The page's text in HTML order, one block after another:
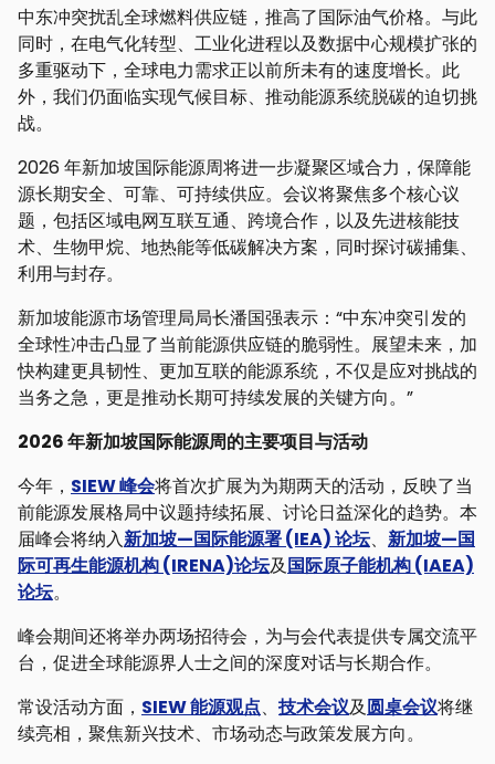
中东冲突扰乱全球燃料供应链，推高了国际油气价格。与此
同时，在电气化转型、工业化进程以及数据中心规模扩张的
多重驱动下，全球电力需求正以前所未有的速度增长。此
外，我们仍面临实现气候目标、推动能源系统脱碳的迫切挑
战。
2026 年新加坡国际能源周将进一步凝聚区域合力，保障能
源长期安全、可靠、可持续供应。会议将聚焦多个核心议
题，包括区域电网互联互通、跨境合作，以及先进核能技
术、生物甲烷、地热能等低碳解决方案，同时探讨碳捕集、
利用与封存。
新加坡能源市场管理局局长潘国强表示：“中东冲突引发的
全球性冲击凸显了当前能源供应链的脆弱性。展望未来，加
快构建更具韧性、更加互联的能源系统，不仅是应对挑战的
当务之急，更是推动长期可持续发展的关键方向。”
2026 年新加坡国际能源周的主要项目与活动
今年， SIEW 峰会将首次扩展为为期两天的活动，反映了当
前能源发展格局中议题持续拓展、讨论日益深化的趋势。本
届峰会将纳入新加坡—国际能源署 (IEA) 论坛、 新加坡—国
际可再生能源机构 (IRENA)论坛及国际原子能机构 (IAEA)
论坛。
峰会期间还将举办两场招待会，为与会代表提供专属交流平
台，促进全球能源界人士之间的深度对话与长期合作。
常设活动方面， SIEW 能源观点、 技术会议及圆桌会议将继
续亮相，聚焦新兴技术、市场动态与政策发展方向。